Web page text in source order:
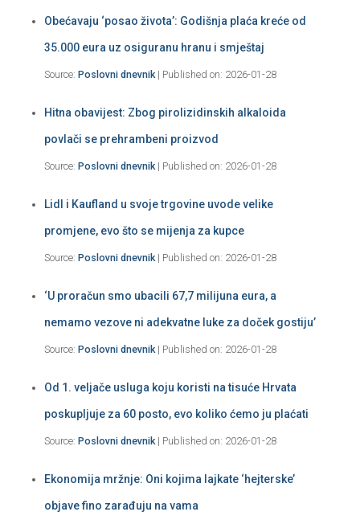
Obećavaju ‘posao života’: Godišnja plaća kreće od
35.000 eura uz osiguranu hranu i smještaj
Source: Poslovni dnevnik Published on: 2026-01-28
Hitna obavijest: Zbog pirolizidinskih alkaloida
povlači se prehrambeni proizvod
Source: Poslovni dnevnik Published on: 2026-01-28
Lidl i Kaufland u svoje trgovine uvode velike
promjene, evo što se mijenja za kupce
Source: Poslovni dnevnik Published on: 2026-01-28
‘U proračun smo ubacili 67,7 milijuna eura, a
nemamo vezove ni adekvatne luke za doček gostiju’
Source: Poslovni dnevnik Published on: 2026-01-28
Od 1. veljače usluga koju koristi na tisuće Hrvata
poskupljuje za 60 posto, evo koliko ćemo ju plaćati
Source: Poslovni dnevnik Published on: 2026-01-28
Ekonomija mržnje: Oni kojima lajkate ‘hejterske’
objave fino zarađuju na vama